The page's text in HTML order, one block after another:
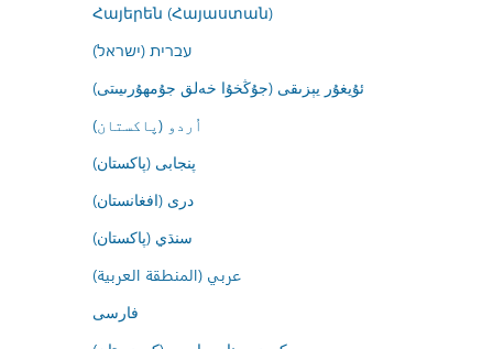
Հայերեն (Հայաստան)
עברית (ישראל)
ئۇيغۇر يېزىقى (جۇڭخۇا خەلق جۇمھۇرىيىتى)
اُردو (پاکستان)
پنجابی (پاکستان)
درى (افغانستان)
سنڌي (پاکستان)
عربي (المنطقة العربية)
فارسى